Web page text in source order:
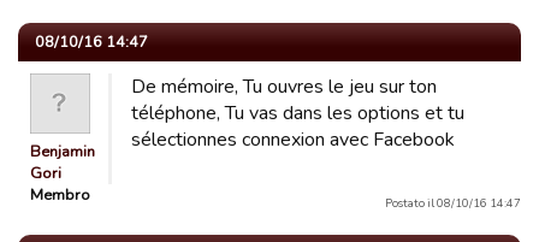
08/10/16 14:47
Benjamin
Gori
Membro
De mémoire, Tu ouvres le jeu sur ton
téléphone, Tu vas dans les options et tu
sélectionnes connexion avec Facebook
Postato il 08/10/16 14:47